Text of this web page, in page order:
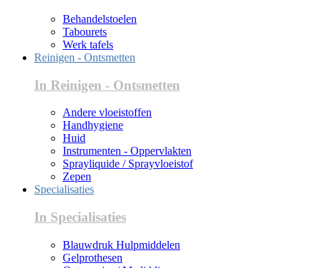
Behandelstoelen
Tabourets
Werk tafels
Reinigen - Ontsmetten
In Reinigen - Ontsmetten
Andere vloeistoffen
Handhygiene
Huid
Instrumenten - Oppervlakten
Sprayliquide / Sprayvloeistof
Zepen
Specialisaties
In Specialisaties
Blauwdruk Hulpmiddelen
Gelprothesen